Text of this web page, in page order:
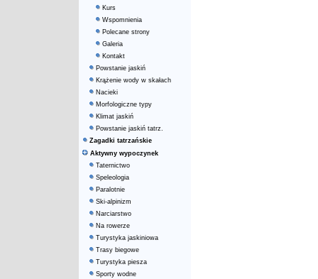
Kurs
Wspomnienia
Polecane strony
Galeria
Kontakt
Powstanie jaskiń
Krążenie wody w skałach
Nacieki
Morfologiczne typy
Klimat jaskiń
Powstanie jaskiń tatrz.
Zagadki tatrzańskie
Aktywny wypoczynek
Taternictwo
Speleologia
Paralotnie
Ski-alpinizm
Narciarstwo
Na rowerze
Turystyka jaskiniowa
Trasy biegowe
Turystyka piesza
Sporty wodne